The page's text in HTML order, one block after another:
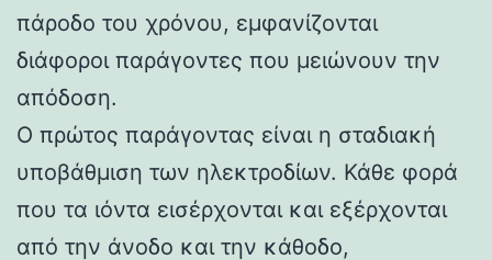
πάροδο του χρόνου, εμφανίζονται
διάφοροι παράγοντες που μειώνουν την
απόδοση.
Ο πρώτος παράγοντας είναι η σταδιακή
υποβάθμιση των ηλεκτροδίων. Κάθε φορά
που τα ιόντα εισέρχονται και εξέρχονται
από την άνοδο και την κάθοδο,